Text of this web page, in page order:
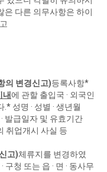
다른 의무사항은 하이
의 변경신고)등록사항*
내에 관할 출입국 · 외국인
.* 성명 · 성별 · 생년월
발급일자 및 유효기간
취업개시 사실 등
고)체류지를 변경하였
구청 또는 읍 · 면 · 동사무